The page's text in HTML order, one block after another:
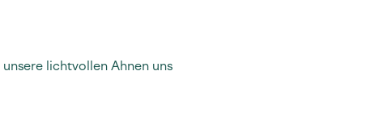
lichtvollen Ahnen uns